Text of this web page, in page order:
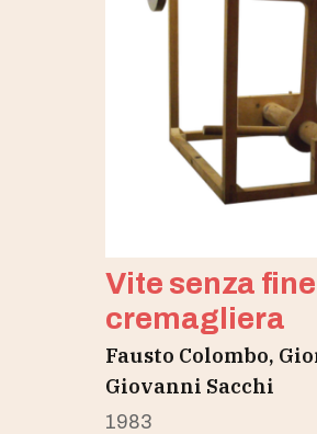
Vite senza
cremagliera
Fausto Colombo,
Giovanni Sacchi
1983